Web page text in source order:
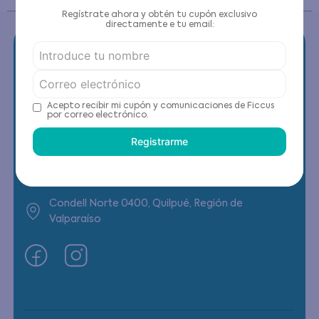
Contáctanos
(22) 6178818 - Compras Internet
Condell Norte 0400, Quilpué, Región de
Valparaíso
Regístrate ahora y obtén tu cupón exclusivo
directamente e tu email:
Acepto recibir mi cupón y comunicaciones de Ficcus
por correo electrónico.
Registrarme